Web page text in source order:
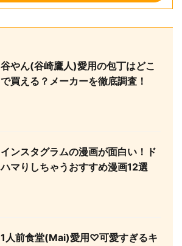
谷やん(谷崎鷹人)愛用の包丁はどこ
で買える？メーカーを徹底調査！
インスタグラムの漫画が面白い！ド
ハマりしちゃうおすすめ漫画12選
1人前食堂(Mai)愛用♡可愛すぎるキ